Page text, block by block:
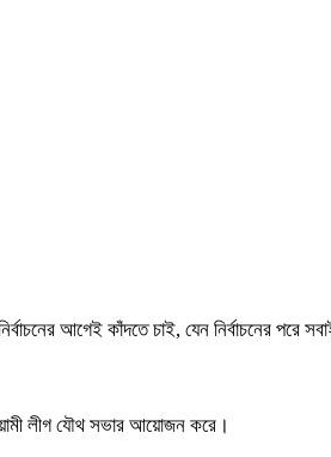
আগেই কাঁদতে চাই, যেন নির্বাচনের পরে
লীগ যৌথ সভার আয়োজন করে।